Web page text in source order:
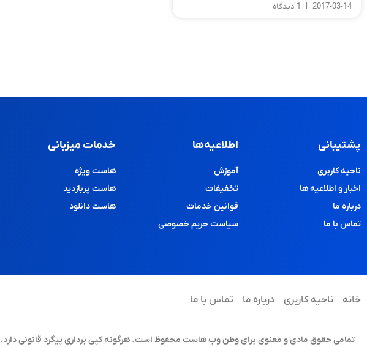
2017-03-14
پشتیبانی
ناحیه کاربری
اخبار و اطلاعیه ها
درباره ما
تماس با ما
اطلاعیه‌ها
آموزش
تخفیفات
قوانین خدمات
سیاست حریم خصوصی
خدمات میزبانی
هاست ویژه
هاست پربازدید
هاست دانلود
خانه ناحیه کاربری درباره ما تماس با ما
تمامی حقوق مادی و معنوی برای وطن وب هاست محفوظ است. هرگونه کپی برداری پیگرد قانونی دارد.